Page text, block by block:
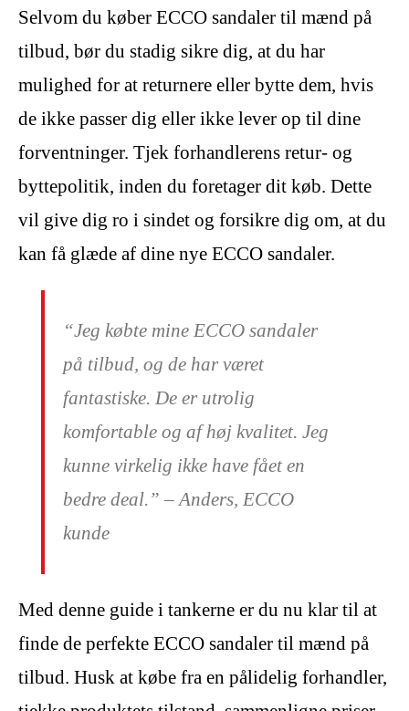
Selvom du køber ECCO sandaler til mænd på
tilbud, bør du stadig sikre dig, at du har
mulighed for at returnere eller bytte dem, hvis
de ikke passer dig eller ikke lever op til dine
forventninger. Tjek forhandlerens retur- og
byttepolitik, inden du foretager dit køb. Dette
vil give dig ro i sindet og forsikre dig om, at du
kan få glæde af dine nye ECCO sandaler.
“Jeg købte mine ECCO sandaler
på tilbud, og de har været
fantastiske. De er utrolig
komfortable og af høj kvalitet. Jeg
kunne virkelig ikke have fået en
bedre deal.” – Anders, ECCO
kunde
Med denne guide i tankerne er du nu klar til at
finde de perfekte ECCO sandaler til mænd på
tilbud. Husk at købe fra en pålidelig forhandler,